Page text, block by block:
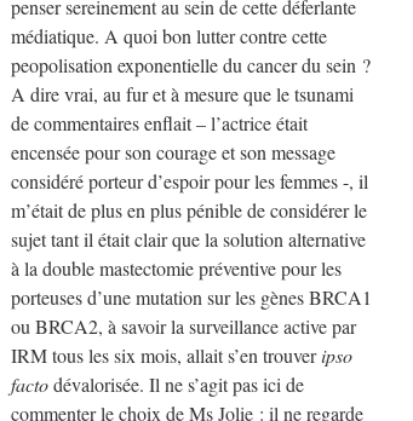
penser sereinement au sein de cette déferlante
médiatique. A quoi bon lutter contre cette
peopolisation exponentielle du cancer du sein ?
A dire vrai, au fur et à mesure que le tsunami
de commentaires enflait – l’actrice était
encensée pour son courage et son message
considéré porteur d’espoir pour les femmes -, il
m’était de plus en plus pénible de considérer le
sujet tant il était clair que la solution alternative
à la double mastectomie préventive pour les
porteuses d’une mutation sur les gènes BRCA1
ou BRCA2, à savoir la surveillance active par
IRM tous les six mois, allait s’en trouveripso
factodévalorisée. Il ne s’agit pas ici de
commenter le choix de Ms Jolie : il ne regarde